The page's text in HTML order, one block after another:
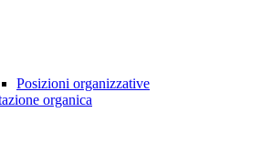
Posizioni organizzative
organica